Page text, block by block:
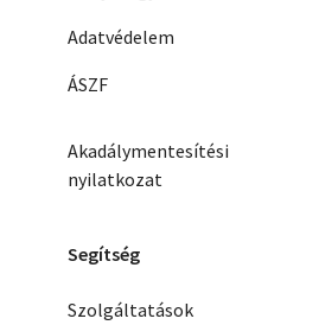
Adatvédelem
ÁSZF
Akadálymentesítési
nyilatkozat
Segítség
Szolgáltatások